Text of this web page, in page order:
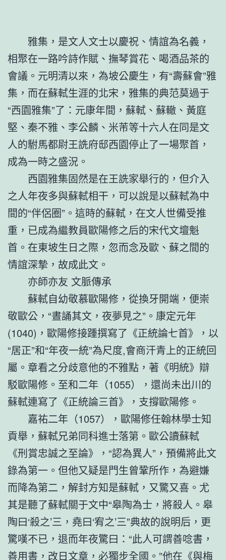
雅集，是文人文士以慶祝、情誼為名義，
相聚在一路吟詩作賦、撫琴賞花、喝酒品茶的
會議。元明清以來，為坡公慶生，有“壽蘇會”雅
集，而在蘇軾生涯的北宋，雅集的典范莫過于
“西園雅集”了：元康年間，蘇軾、蘇轍、黃庭
堅、秦不雅、李公麟、米芾等十六人在同是文
人的駙馬都尉王詵府邸西園停止了一場聚首，
成為一時之盛況。
西園雅集固然是在王詵家舉行的，但介入
之人年夜多與蘇軾相干，可以說是以蘇軾為中
間的“伴侶圈”。這時的蘇軾，在文人世備受推
重，已成為繼教員歐陽修之后的宋代文壇魁
首。在東坡生日之際，忽而念及歐、蘇之間的
情誼深摯，故成此文。
亦師亦友 文脈傳承
蘇軾自幼敬慕歐陽修，從換牙開端，便崇
敬歐公，“晝誦其文，夜夢見之”。康定元年
(1040)，歐陽修接踵撰寫了《正統論七首》，以
“居正”和“年夜一統”為尺度,會商汗青上的正統回
屬。章看之分歧意他的不雅點，著《明統》辯
駁歐陽修。至和二年（1055），還尚未出川的
蘇軾連寫了《正統論三首》，支撐歐陽修。
嘉祐二年（1057），歐陽修任翰林學士知
貢舉，蘇軾兄弟同科進士落第。歐公讀蘇軾
《刑賞忠誠之至論》，“認為異人”，預備將此文
錄為第一。但他又疑是門生曾鞏所作，為避嫌
而降為第二，解封方知是蘇軾，又驚又喜。尤
其是聽了蘇軾關于文中“皋陶為士，將殺人。皋
陶曰‘殺之’三，堯曰‘宥之’三”典故的說明后，更
驚嘆不已，退而年夜驚曰：“此人可謂善唸書，
善用書，改日文章，必獨步全國。”他在《與梅